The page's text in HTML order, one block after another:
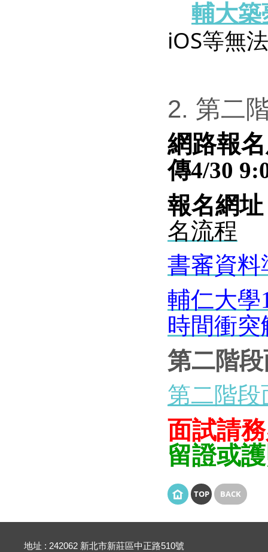
輔大築
iOS等無
2. 第二
網路報
傳4/30
報名網址
名流程
書審資料
輔仁大學
時間衝突
第二階
第二階
面試請
留證或
TOP BACK
地址 : 242062 新北市新莊區中正路510號